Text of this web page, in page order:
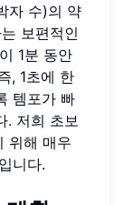
자 수)의 약
보편적인
1분 동안
, 1초에 한
템포가 빠
. 저희 초보
위해 매우
니다.